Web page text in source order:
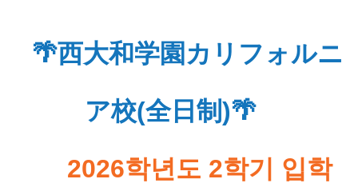
🌴西大和学園カリフォルニ
ア校(全日制)🌴
2026학년도 2학기 입학